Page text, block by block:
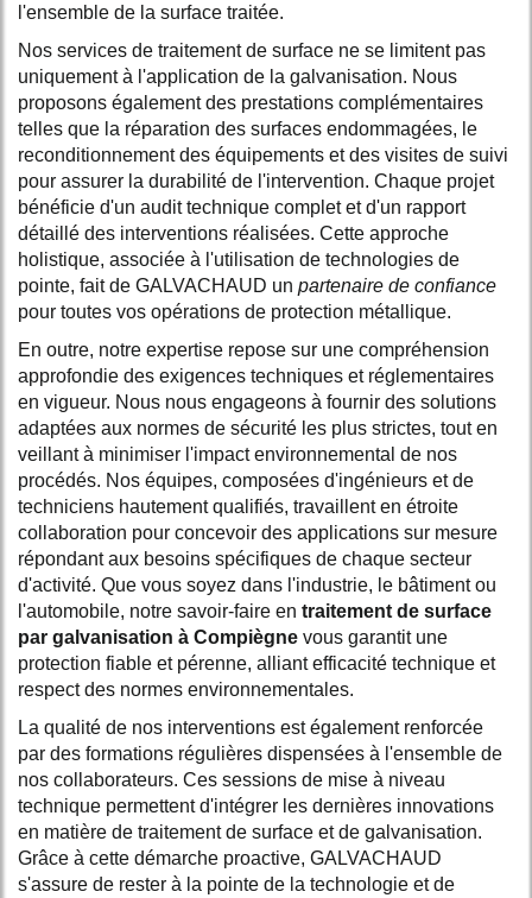
l'ensemble de la surface traitée.
Nos services de traitement de surface ne se limitent pas
uniquement à l'application de la galvanisation. Nous
proposons également des prestations complémentaires
telles que la réparation des surfaces endommagées, le
reconditionnement des équipements et des visites de suivi
pour assurer la durabilité de l'intervention. Chaque projet
bénéficie d'un audit technique complet et d'un rapport
détaillé des interventions réalisées. Cette approche
holistique, associée à l'utilisation de technologies de
pointe, fait de GALVACHAUD un partenaire de confiance
pour toutes vos opérations de protection métallique.
En outre, notre expertise repose sur une compréhension
approfondie des exigences techniques et réglementaires
en vigueur. Nous nous engageons à fournir des solutions
adaptées aux normes de sécurité les plus strictes, tout en
veillant à minimiser l'impact environnemental de nos
procédés. Nos équipes, composées d'ingénieurs et de
techniciens hautement qualifiés, travaillent en étroite
collaboration pour concevoir des applications sur mesure
répondant aux besoins spécifiques de chaque secteur
d'activité. Que vous soyez dans l'industrie, le bâtiment ou
l'automobile, notre savoir-faire en traitement de surface
par galvanisation à Compiègne vous garantit une
protection fiable et pérenne, alliant efficacité technique et
respect des normes environnementales.
La qualité de nos interventions est également renforcée
par des formations régulières dispensées à l'ensemble de
nos collaborateurs. Ces sessions de mise à niveau
technique permettent d'intégrer les dernières innovations
en matière de traitement de surface et de galvanisation.
Grâce à cette démarche proactive, GALVACHAUD
s'assure de rester à la pointe de la technologie et de